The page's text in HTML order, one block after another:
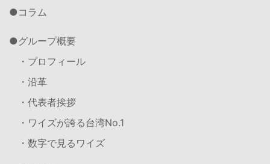
コラム
グループ概要
・プロフィール
・沿革
・代表者挨拶
・ワイズが誇る台湾No.1
・数字で見るワイズ